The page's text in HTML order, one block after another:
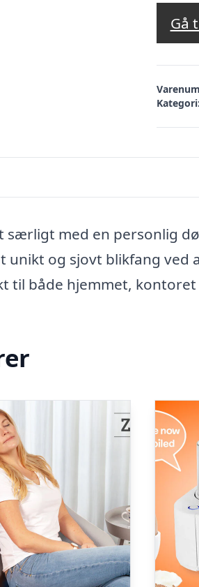
Gå
Kategori:
særligt med en personlig
unikt og sjovt blikfang
til både hjemmet,